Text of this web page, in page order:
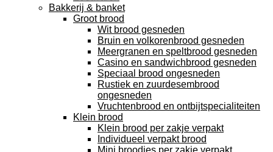
Bakkerij & banket
Groot brood
Wit brood gesneden
Bruin en volkorenbrood gesneden
Meergranen en speltbrood gesneden
Casino en sandwichbrood gesneden
Speciaal brood ongesneden
Rustiek en zuurdesembrood
ongesneden
Vruchtenbrood en ontbijtspecialiteiten
Klein brood
Klein brood per zakje verpakt
Individueel verpakt brood
Mini broodjes per zakje verpakt